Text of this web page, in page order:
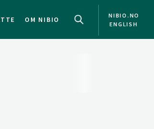
OM NIBIO
NIBIO.NO
ENGLISH